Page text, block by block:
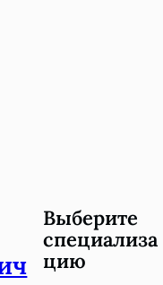
Выберите
специализа
цию